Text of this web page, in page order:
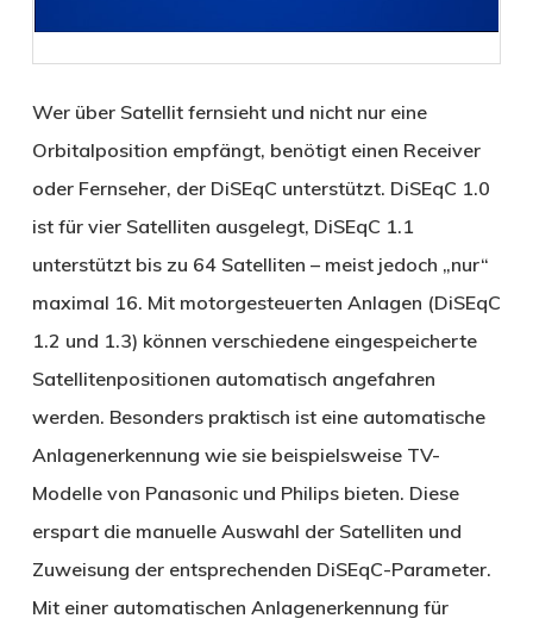
Wer über Satellit fernsieht und nicht nur eine
Orbitalposition empfängt, benötigt einen Receiver
oder Fernseher, der DiSEqC unterstützt. DiSEqC 1.0
ist für vier Satelliten ausgelegt, DiSEqC 1.1
unterstützt bis zu 64 Satelliten – meist jedoch „nur“
maximal 16. Mit motorgesteuerten Anlagen (DiSEqC
1.2 und 1.3) können verschiedene eingespeicherte
Satellitenpositionen automatisch angefahren
werden. Besonders praktisch ist eine automatische
Anlagenerkennung wie sie beispielsweise TV-
Modelle von Panasonic und Philips bieten. Diese
erspart die manuelle Auswahl der Satelliten und
Zuweisung der entsprechenden DiSEqC-Parameter.
Mit einer automatischen Anlagenerkennung für